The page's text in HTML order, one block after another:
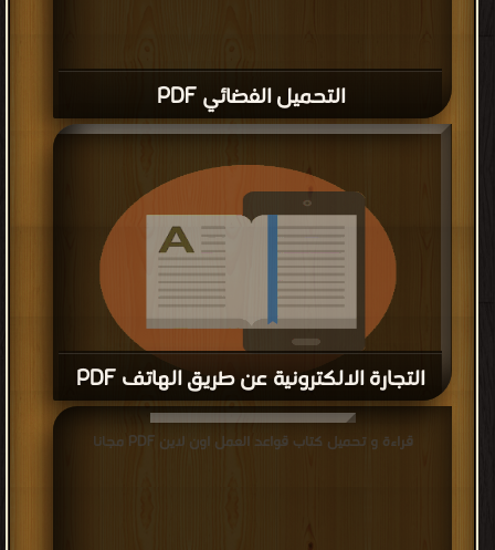
التحميل الفضائي PDF
التجارة الالكترونية عن طريق الهاتف PDF
مجانا
قراءة و تحميل كتاب قواعد العمل اون لاين PDF مجانا